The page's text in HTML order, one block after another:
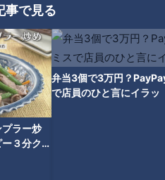
事で見る
プラー炒
３分クッ
弁当3個で3万円？
で店員のひと言にイラッ